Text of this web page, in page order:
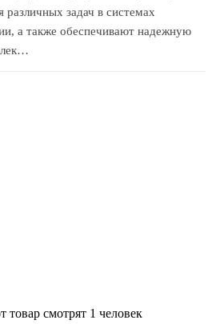
задач в системах
а также обеспечивают надежную
товар смотрят 1 человек